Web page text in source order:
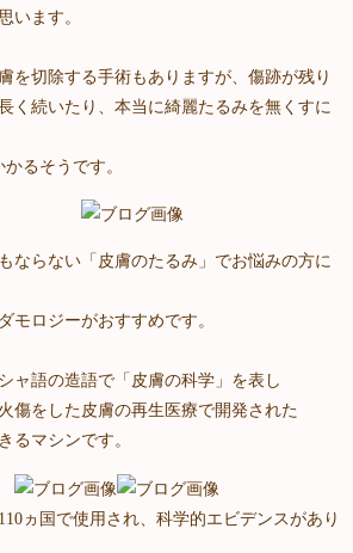
います。
を切除する手術もありますが、傷跡が残り
く続いたり、本当に綺麗たるみを無くすに
るそうです。
ならない「皮膚のたるみ」でお悩みの方に
モロジーがおすすめです。
ャ語の造語で「皮膚の科学」を表し
傷をした皮膚の再生医療で開発された
るマシンです。
ヵ国で使用され、科学的エビデンスがあり